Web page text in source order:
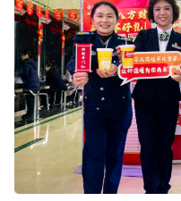
行业频道
教育 法治